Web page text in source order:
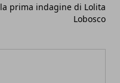
la prima indagine di Lolita
Lobosco